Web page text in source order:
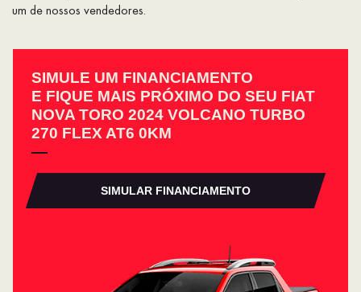
um de nossos vendedores.
SIMULE UM FINANCIAMENTO
E FIQUE MAIS PRÓXIMO DO SEU FIAT
NOVA TORO 2024 VOLCANO TURBO
270 FLEX AT6 0KM
SIMULAR FINANCIAMENTO